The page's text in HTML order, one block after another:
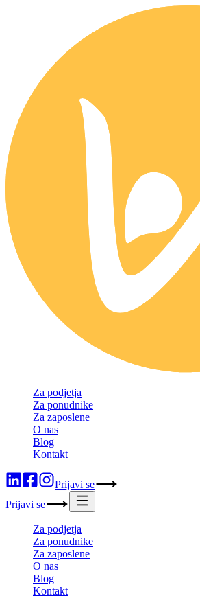
Za podjetja
Za ponudnike
Za zaposlene
O nas
Blog
Kontakt
Prijavi se
Prijavi se
Za podjetja
Za ponudnike
Za zaposlene
O nas
Blog
Kontakt